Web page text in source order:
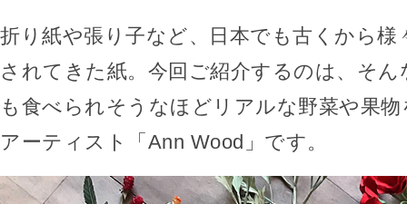
折り紙や張り子など、日本でも古くから様
されてきた紙。今回ご紹介するのは、そ
も食べられそうなほどリアルな野菜や果
アーティスト「Ann Wood」です。